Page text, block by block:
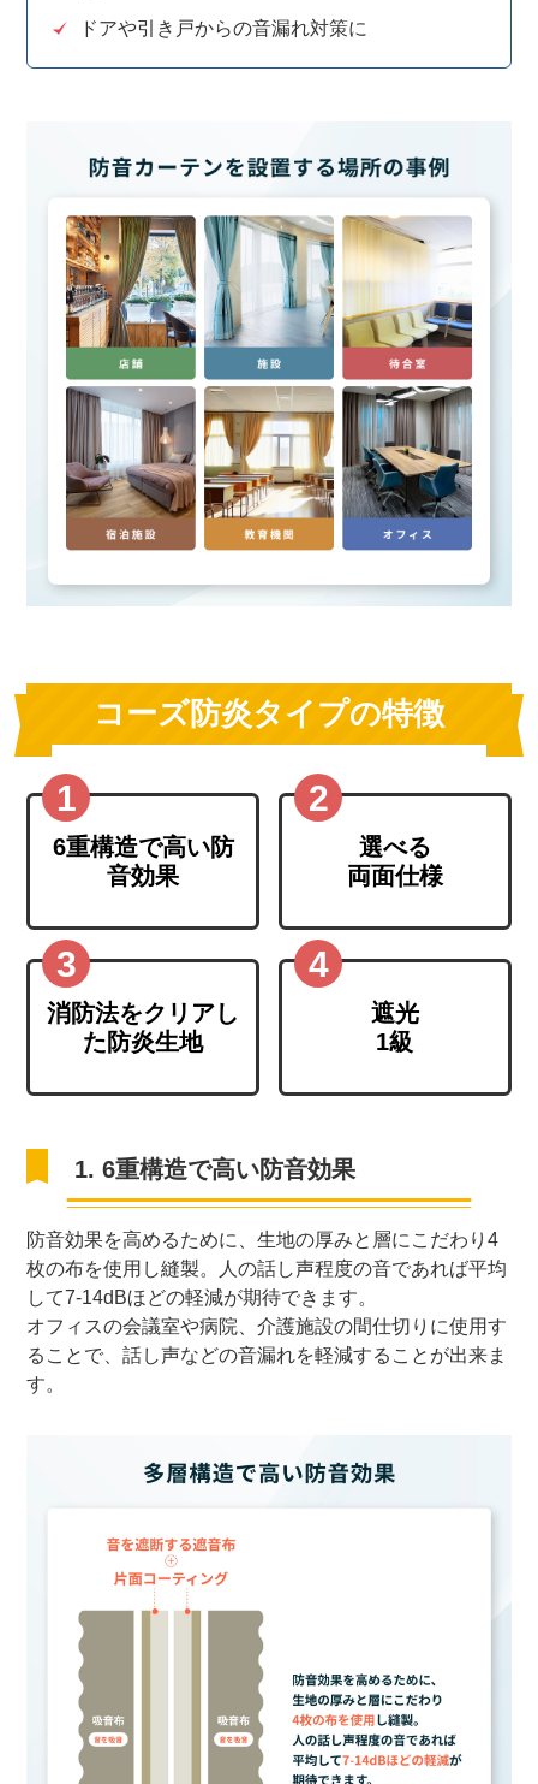
ドアや引き戸からの音漏れ対策に
コーズ防炎タイプの特徴
6重構造で高い防
音効果
選べる
両面仕様
消防法をクリアし
た防炎生地
遮光
1級
1. 6重構造で高い防音効果
防音効果を高めるために、生地の厚みと層にこだわり4
枚の布を使用し縫製。人の話し声程度の音であれば平均
して7-14dBほどの軽減が期待できます。
オフィスの会議室や病院、介護施設の間仕切りに使用す
ることで、話し声などの音漏れを軽減することが出来ま
す。